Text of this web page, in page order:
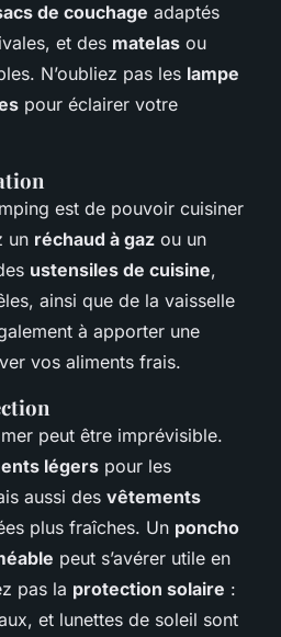
de couchage adaptés
et des matelas ou
N’oubliez pas les lampe
pour éclairer votre
est de pouvoir cuisiner
un réchaud à gaz ou un
ustensiles de cuisine,
ainsi que de la vaisselle
à apporter une
vos aliments frais.
peut être imprévisible.
légers pour les
aussi des vêtements
plus fraîches. Un poncho
peut s’avérer utile en
pas la protection solaire :
et lunettes de soleil sont